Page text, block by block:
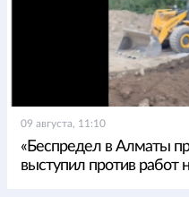
09 августа, 11:10
«Беспредел в Алматы
выступил против работ